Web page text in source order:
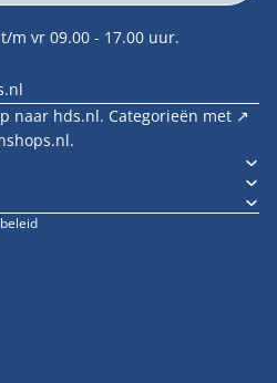
m vr 09.00 - 17.00 uur.
naar hds.nl. Categorieën met ↗︎